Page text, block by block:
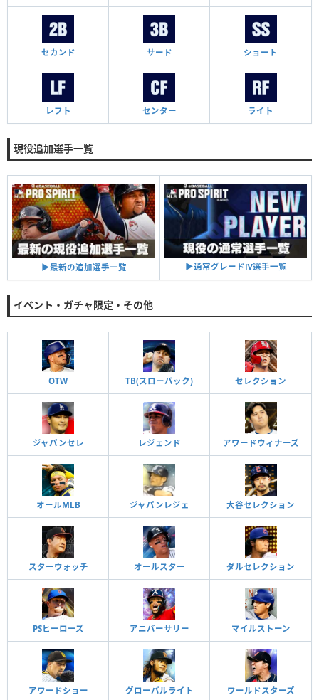
セカンド サード ショート
レフト センター ライト
現役追加選手一覧
▶︎最新の追加選手一覧 ▶︎通常グレードⅣ選手一覧
イベント・ガチャ限定・その他
OTW TB(スローバック) セレクション
ジャパンセレ レジェンド アワードウィナーズ
オールMLB ジャパンレジェ 大谷セレクション
スターウォッチ オールスター ダルセレクション
PSヒーローズ アニバーサリー マイルストーン
アワードショー グローバルライト ワールドスターズ